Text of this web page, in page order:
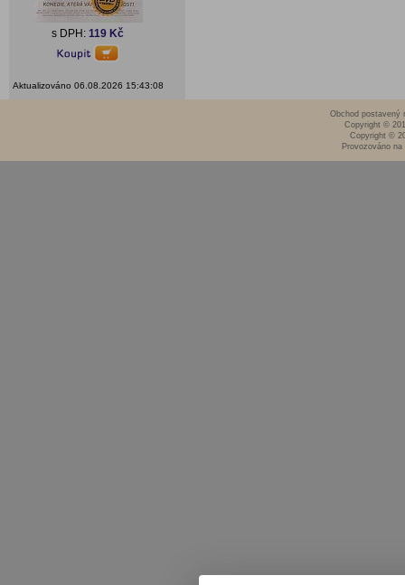
s DPH:119 Kč
Aktualizováno 06.08.2026 15:43:08
Obchod postavený
Copyright ©
Copyright ©
Provozováno